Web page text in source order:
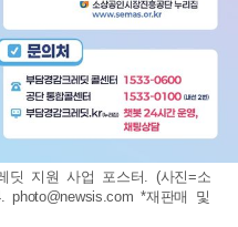
딧 지원 사업 포스터. (사진=소
photo@newsis.com *재판매 및